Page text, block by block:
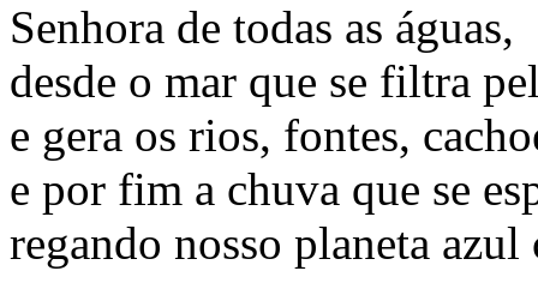
Senhora de todas as águas,
desde o mar que se filtra
e gera os rios, fontes,
e por fim a chuva que se
regando nosso planeta